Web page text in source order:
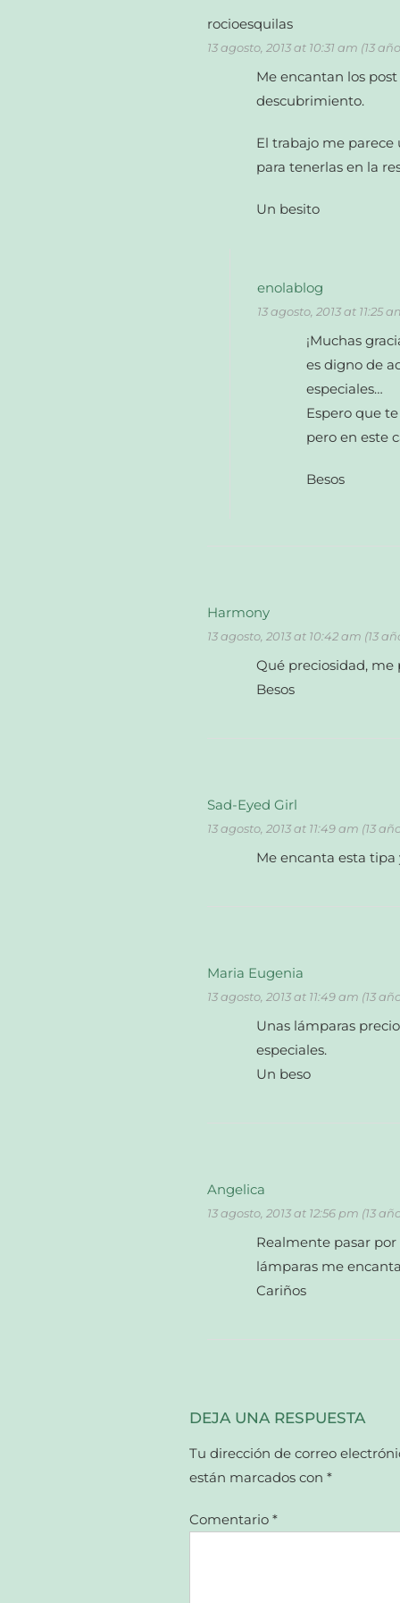
rocioesquilas
13 agosto, 2013 at 10:31 am (13
Me encantan los
descubrimiento.
El trabajo me parece
para tenerlas en la
Un besito
enolablog
13 agosto, 2013 at 11:25
¡Muchas
es digno de
especiales…
Espero que
pero en este
Besos
Harmony
13 agosto, 2013 at 10:42 am (13
Qué preciosidad, me
Besos
Sad-Eyed Girl
13 agosto, 2013 at 11:49 am (13
Me encanta esta tipa
Maria Eugenia
13 agosto, 2013 at 11:49 am (13
Unas lámparas
especiales.
Un beso
Angelica
13 agosto, 2013 at 12:56 pm (13
Realmente pasar
lámparas me
Cariños
DEJA UNA RESPUESTA
Tu dirección de correo
están marcados con *
Comentario *